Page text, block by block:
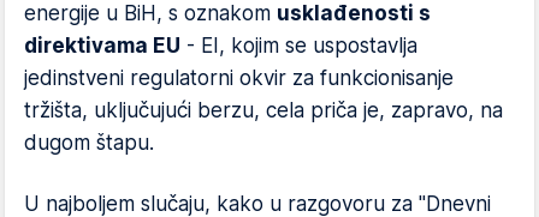
energije u BiH, s oznakom usklađenosti s
direktivama EU - EI, kojim se uspostavlja
jedinstveni regulatorni okvir za funkcionisanje
tržišta, uključujući berzu, cela priča je, zapravo, na
dugom štapu.
U najboljem slučaju, kako u razgovoru za "Dnevni